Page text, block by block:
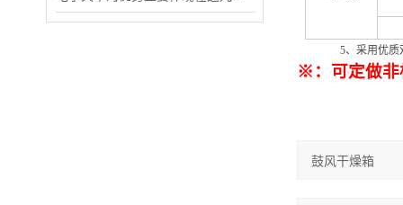
5、采用优质
※：可定做非